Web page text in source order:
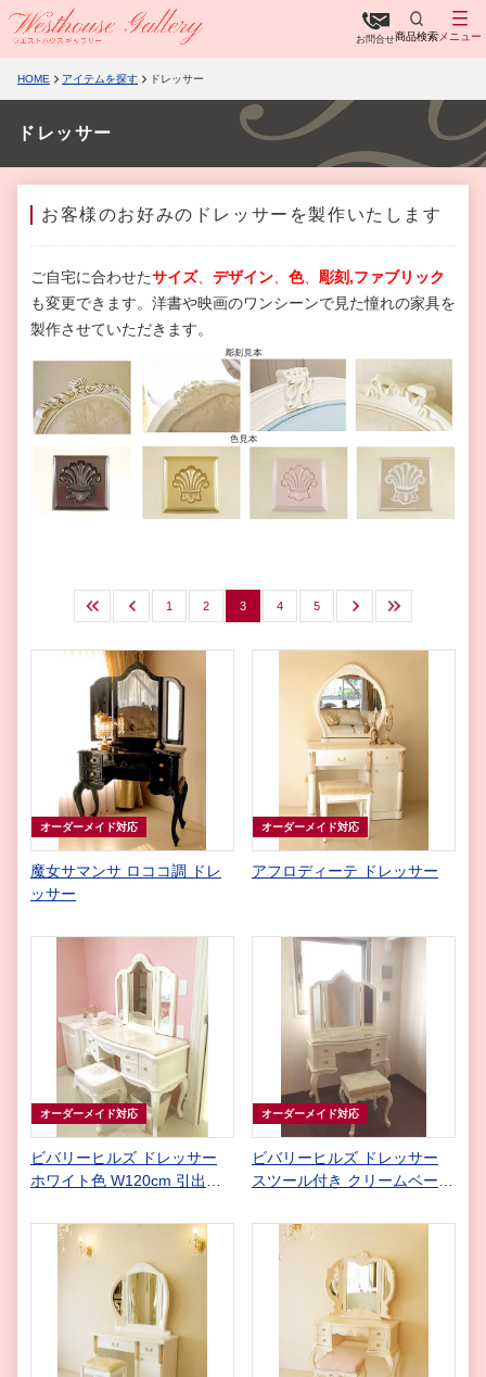
お問合せ商品検索 メニュー
HOME アイテムを探す ドレッサー
ドレッサー
お客様のお好みのドレッサーを製作いたします
ご自宅に合わせたサイズ、 デザイン 色、 彫刻,ファブリック
も変更できます。洋書や映画のワンシーンで見た憧れの家具を
製作させていただきます。
最初 前へ 1 2 3 4 5 次へ 最後
オーダーメイド対応
魔女サマンサ ロココ調 ドレ
ッサー
オーダーメイド対応
アフロディーテ ドレッサー
オーダーメイド対応
ビバリーヒルズ ドレッサー
ホワイト色 W120cm 引出し7
クリームベージュの大理石天
オーダーメイド対応
ビバリーヒルズ ドレッサー
スツール付き クリームベージ